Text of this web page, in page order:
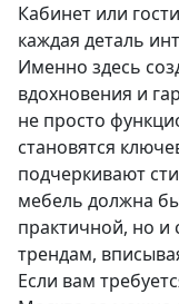
Кабинет или
каждая деталь
Именно здесь
вдохновения и
не просто
становятся
подчеркивают
мебель должна
практичной, но и
трендам,
Если вам